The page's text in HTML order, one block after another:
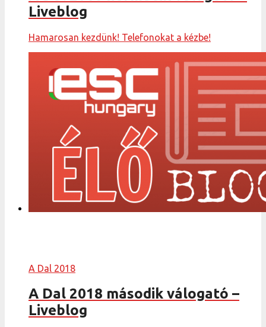
Liveblog
Hamarosan kezdünk! Telefonokat a kézbe!
A Dal 2018
A Dal 2018 második válogató –
Liveblog